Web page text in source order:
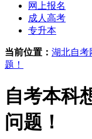
网上报名
成人高考
专升本
当前位置： 湖北自考
题！
自考本科
问题！